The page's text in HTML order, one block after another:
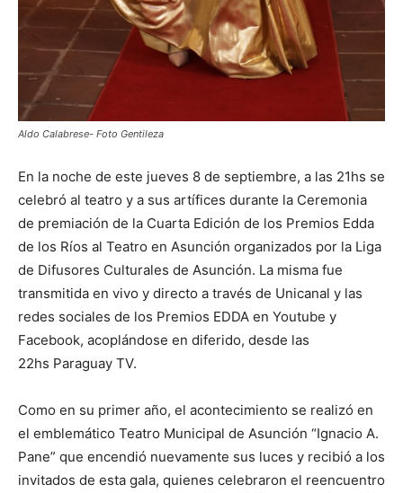
Aldo Calabrese- Foto Gentileza
En la noche de este jueves 8 de septiembre, a las 21hs se
celebró al teatro y a sus artífices durante la Ceremonia
de premiación de la Cuarta Edición de los Premios Edda
de los Ríos al Teatro en Asunción organizados por la Liga
de Difusores Culturales de Asunción. La misma fue
transmitida en vivo y directo a través de Unicanal y las
redes sociales de los Premios EDDA en Youtube y
Facebook, acoplándose en diferido, desde las
22hs Paraguay TV.
Como en su primer año, el acontecimiento se realizó en
el emblemático Teatro Municipal de Asunción “Ignacio A.
Pane” que encendió nuevamente sus luces y recibió a los
invitados de esta gala, quienes celebraron el reencuentro